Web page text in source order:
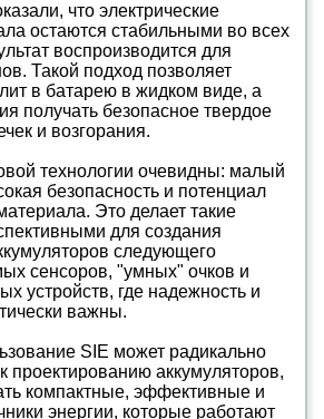
что электрические
остаются стабильными во всех
воспроизводится для
Такой подход позволяет
в батарею в жидком виде, а
получать безопасное твердое
и возгорания.
технологии очевидны: малый
безопасность и потенциал
Это делает такие
для создания
следующего
сенсоров, "умных" очков и
устройств, где надежность и
важны.
SIE может радикально
проектированию аккумуляторов,
компактные, эффективные и
энергии, которые работают